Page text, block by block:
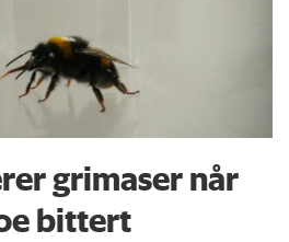
grimaser når
bittert